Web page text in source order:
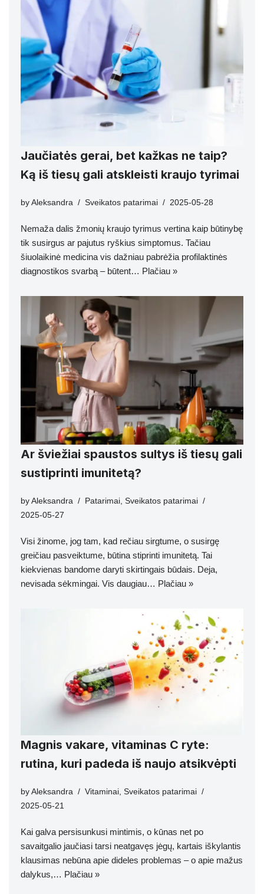
Jaučiatės gerai, bet kažkas ne taip?
Ką iš tiesų gali atskleisti kraujo tyrimai
by Aleksandra Sveikatos patarimai 2025-05-28
Nemaža dalis žmonių kraujo tyrimus vertina kaip būtinybę
tik susirgus ar pajutus ryškius simptomus. Tačiau
šiuolaikinė medicina vis dažniau pabrėžia profilaktinės
diagnostikos svarbą – būtent… Plačiau »
Ar šviežiai spaustos sultys iš tiesų gali
sustiprinti imunitetą?
by Aleksandra Patarimai, Sveikatos patarimai
2025-05-27
Visi žinome, jog tam, kad rečiau sirgtume, o susirgę
greičiau pasveiktume, būtina stiprinti imunitetą. Tai
kiekvienas bandome daryti skirtingais būdais. Deja,
nevisada sėkmingai. Vis daugiau… Plačiau »
Magnis vakare, vitaminas C ryte:
rutina, kuri padeda iš naujo atsikvėpti
by Aleksandra Vitaminai Sveikatos patarimai
2025-05-21
Kai galva persisunkusi mintimis, o kūnas net po
savaitgalio jaučiasi tarsi neatgavęs jėgų, kartais iškylantis
klausimas nebūna apie dideles problemas – o apie mažus
dalykus,… Plačiau »